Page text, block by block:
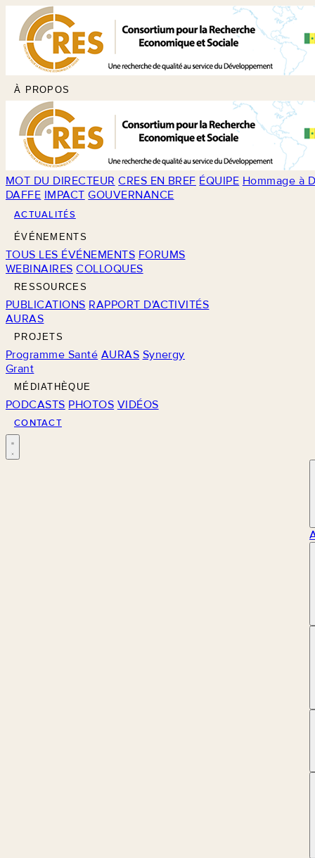
À PROPOS
MOT DU DIRECTEUR CRES EN BREF ÉQUIPE Hommage à
DAFFE IMPACT GOUVERNANCE
ACTUALITÉS
ÉVÉNEMENTS
TOUS LES ÉVÉNEMENTS FORUMS
WEBINAIRES COLLOQUES
RESSOURCES
PUBLICATIONS RAPPORT D'ACTIVITÉS
AURAS
PROJETS
Programme Santé AURAS Synergy
Grant
MÉDIATHÈQUE
PODCASTS PHOTOS VIDÉOS
CONTACT